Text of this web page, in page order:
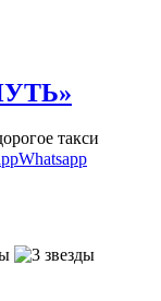
такси
Whatsapp